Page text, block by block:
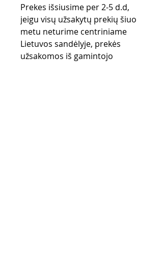
Prekes išsiusime per 2-5 d.d,
jeigu visų užsakytų prekių šiuo
metu neturime centriniame
Lietuvos sandėlyje, prekės
užsakomos iš gamintojo